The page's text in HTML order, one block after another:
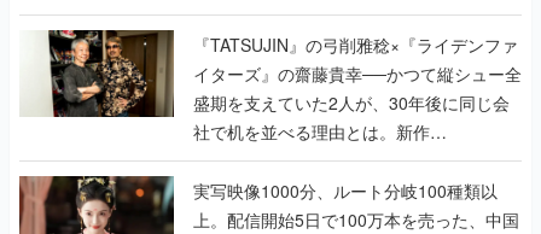
で作り込まれた理由を両ディレクターに聞
く
『TATSUJIN』の弓削雅稔×『ライデンファ
イターズ』の齋藤貴幸──かつて縦シュー全
盛期を支えていた2人が、30年後に同じ会
社で机を並べる理由とは。新作
『TATSUJIN EXTREME』で初タッグを組
んだレジェンド2人に訊く開発秘話
実写映像1000分、ルート分岐100種類以
上。配信開始5日で100万本を売った、中国